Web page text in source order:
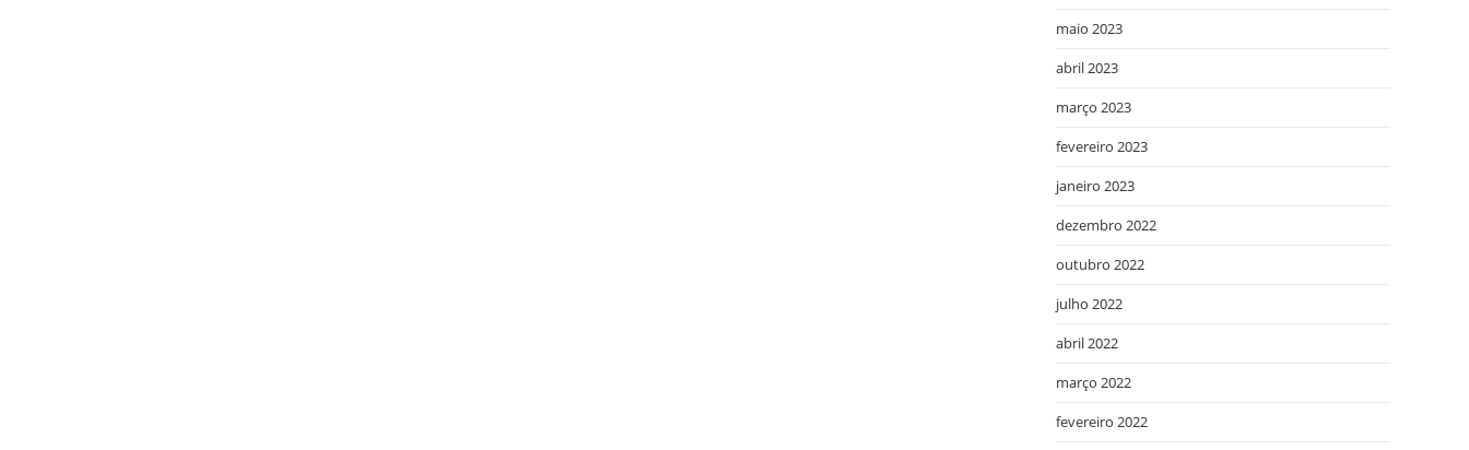
maio 2023
abril 2023
março 2023
fevereiro 2023
janeiro 2023
dezembro 2022
outubro 2022
julho 2022
abril 2022
março 2022
fevereiro 2022